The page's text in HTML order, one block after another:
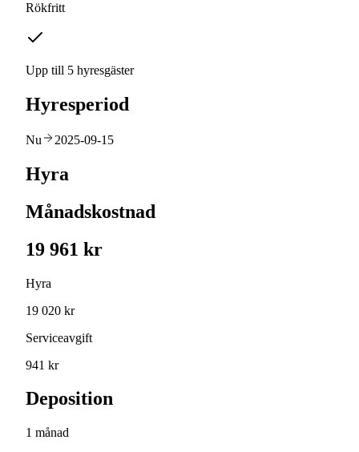
Rökfritt
Upp till 5 hyresgäster
Hyresperiod
Nu 2025-09-15
Hyra
Månadskostnad
19 961 kr
Hyra
19 020 kr
Serviceavgift
941 kr
Deposition
1 månad